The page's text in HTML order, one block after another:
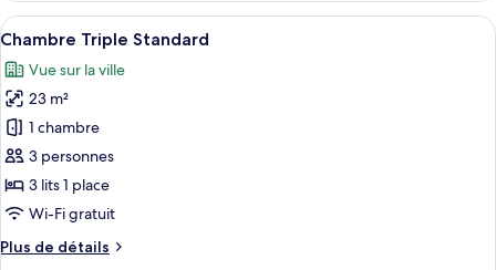
type
de
Chambre
Double
Standard
Afficher
toutes
les
photos
pour
ce
type
de
chambre :
Chambre
Une chambre d’hôtel avec deux
44
Chambre Triple Standard
Vue sur la ville
23 m²
1 chambre
3 personnes
3 lits 1 place
Wi-Fi gratuit
Plus de détails
Plus